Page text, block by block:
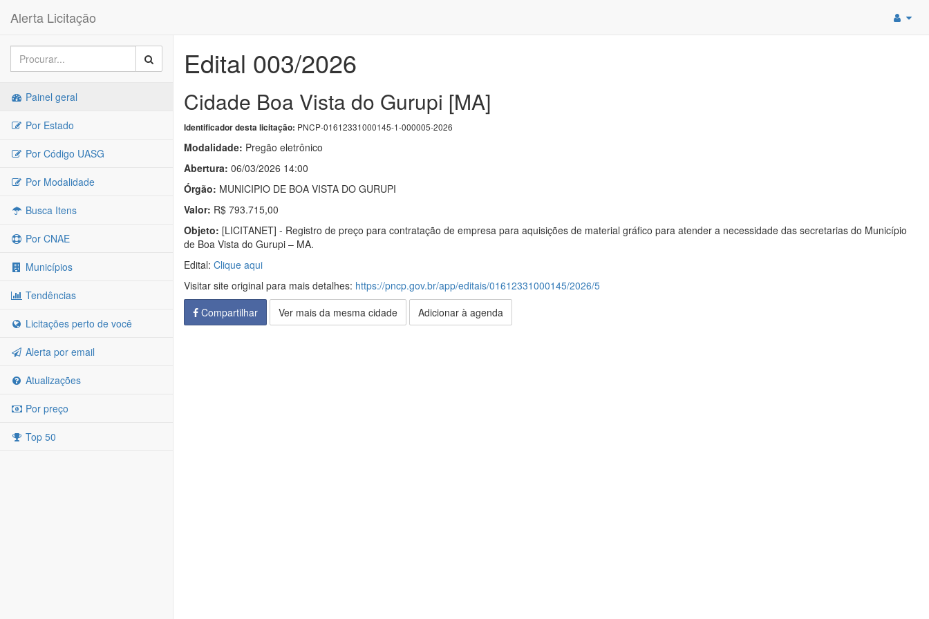
Alerta Licitação
Painel geral
Por Estado
Por Código UASG
Por Modalidade
Busca Itens
Por CNAE
Municípios
Tendências
Licitações perto de você
Alerta por email
Atualizações
Por preço
Top 50
Edital 003/2026
Cidade Boa Vista do Gurupi [MA]
Identificador desta licitação: PNCP-01612331000145-1-000005-2026
Modalidade: Pregão eletrônico
Abertura: 06/03/2026 14:00
Órgão: MUNICIPIO DE BOA VISTA DO GURUPI
Valor: R$ 793.715,00
Objeto: [LICITANET] - Registro de preço para contratação de empresa para aquisições de material gráfico para atender a necessidade das secretarias do Município
de Boa Vista do Gurupi – MA.
Edital: Clique aqui
Visitar site original para mais detalhes: https://pncp.gov.br/app/editais/01612331000145/2026/5
Compartilhar
Ver mais da mesma cidade Adicionar à agenda